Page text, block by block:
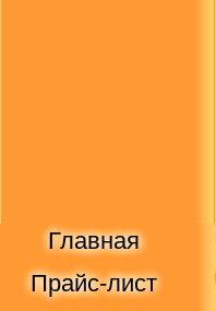
Главная
Прайс-лист